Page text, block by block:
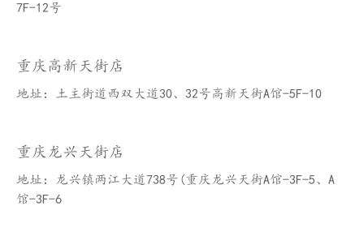
7F-12号
重庆高新天街店
地址：土主街道西双大道30、32号高新天街A馆-5F-10
重庆龙兴天街店
地址：龙兴镇两江大道738号(重庆龙兴天街A馆-3F-5、A
馆-3F-6